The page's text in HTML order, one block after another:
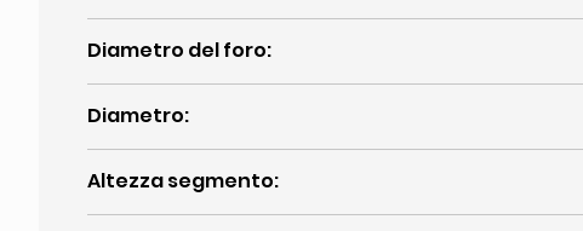
Diametro del foro:
Diametro:
Altezza segmento: